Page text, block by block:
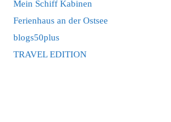
Mein Schiff Kabinen
Ferienhaus an der Ostsee
blogs50plus
TRAVEL EDITION